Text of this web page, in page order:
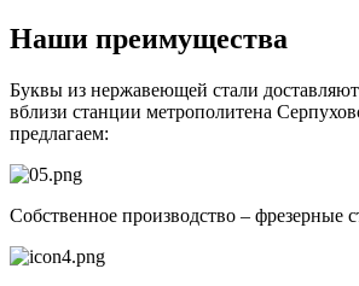
Наши преимущества
Буквы из нержавеющей стали
вблизи станции метрополитена
предлагаем:
Собственное производство – фрезерные